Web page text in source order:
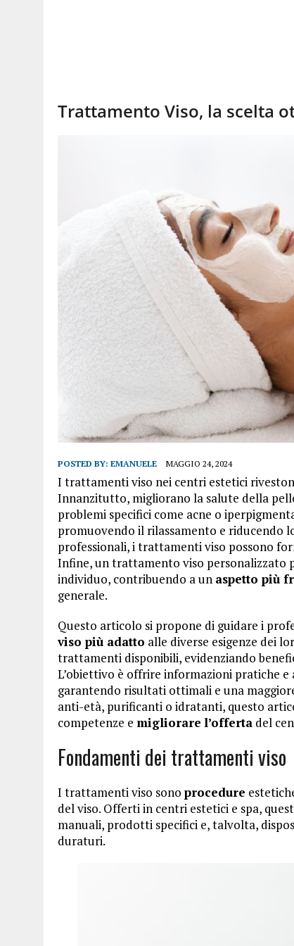
Trattamento Viso, la scelta
POSTED BY: EMANUELE MAGGIO 24, 2024
I trattamenti viso nei centri estetici
Innanzitutto, migliorano la salute della
problemi specifici come acne o
promuovendo il rilassamento e riducendo
professionali, i trattamenti viso possono
Infine, un trattamento viso personalizzato
individuo, contribuendo a un aspetto più
generale.
Questo articolo si propone di guidare i
viso più adatto alle diverse esigenze dei
trattamenti disponibili, evidenziando
L’obiettivo è offrire informazioni pratiche
garantendo risultati ottimali e una
anti-età, purificanti o idratanti, questo
competenze e migliorare l’offerta del
Fondamenti dei trattamenti viso
I trattamenti viso sono procedure
del viso. Offerti in centri estetici e spa,
manuali, prodotti specifici e, talvolta,
duraturi.